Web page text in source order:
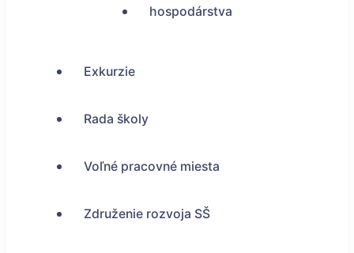
hospodárstva
Exkurzie
Rada školy
Voľné pracovné miesta
Združenie rozvoja SŠ